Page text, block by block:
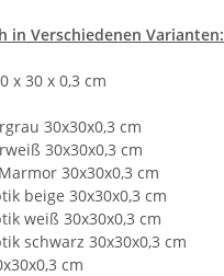
in Verschiedenen Varianten:
x 30 x 0,3 cm
30x30x0,3 cm
30x30x0,3 cm
30x30x0,3 cm
beige 30x30x0,3 cm
weiß 30x30x0,3 cm
schwarz 30x30x0,3 cm
cm